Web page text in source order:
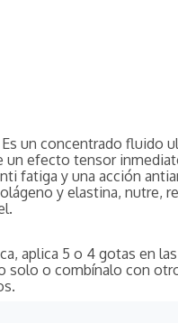
un concentrado fluido
un efecto tensor
fatiga y una acción
y elastina, nutre,
aplica 5 o 4 gotas en
solo o combínalo con